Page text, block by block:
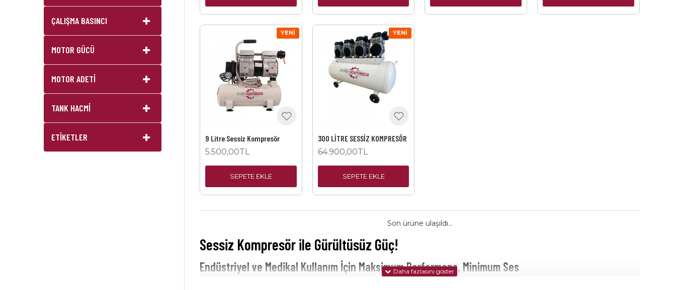
MOTOR GÜCÜ
MOTOR ADETİ
TANK HACMİ
ÇALIŞMA BASINCI
ETIKETLER
YENI
9 Litre Sessiz Kompresör
5.500,00TL
SEPETE EKLE
YENI
300 LİTRE SESSİZ KOMPRESÖR
64.900,00TL
SEPETE EKLE
Son ürüne ulaşıldı...
Sessiz Kompresör ile Gürültüsüz Güç!
Endüstriyel ve Medikal Kullanım İçin Maksimum Performans, Minimum Ses